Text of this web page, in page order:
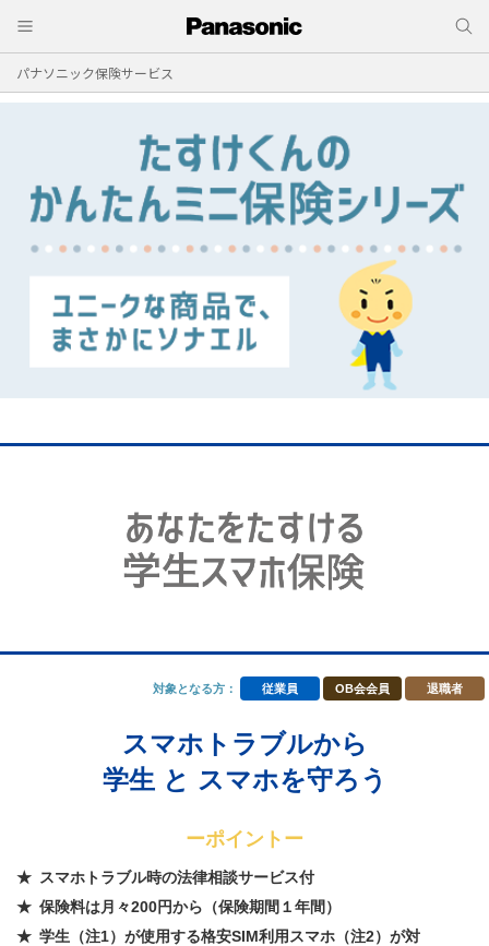
パナソニック保険サービス
対象となる方： 従業員 OB会会員 退職者
スマホトラブルから
学生 と スマホを守ろう
ーポイントー
スマホトラブル時の法律相談サービス付
保険料は月々200円から（保険期間１年間）
学生（注1）が使用する格安SIM利用スマホ（注2）が対